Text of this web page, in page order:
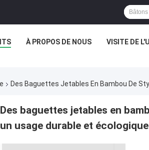
À PROPOS DE NOUS VISITE DE
Des Baguettes Jetables En Bambou De
Des baguettes jetables en
un usage durable et écologique